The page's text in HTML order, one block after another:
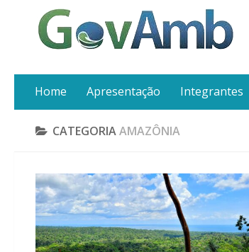
Home Apresentação Integrantes
CATEGORIAAMAZÔNIA